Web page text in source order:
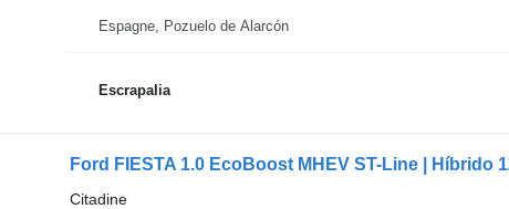
Espagne, Pozuelo de Alarcón
Escrapalia
Ford FIESTA 1.0 EcoBoost MHEV ST-Line | Híbrido
Citadine